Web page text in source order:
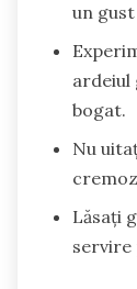
un
ardeiul
bogat.
Nu
Lăsați
servire